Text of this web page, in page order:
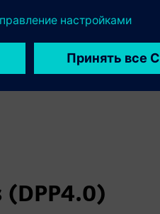
и многие другие, будут
цифровым паспортам